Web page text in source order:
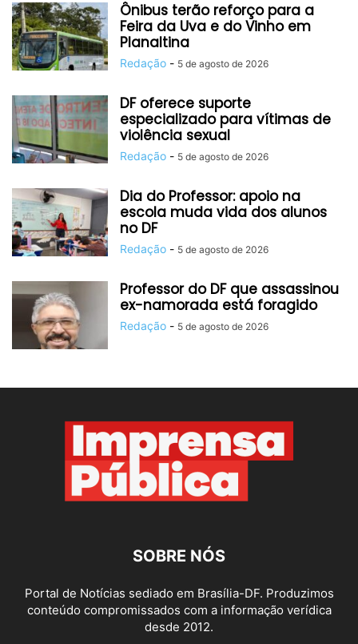
Ônibus terão reforço para a
Feira da Uva e do Vinho em
Planaltina
Redação - 5 de agosto de 2026
DF oferece suporte
especializado para vítimas de
violência sexual
Redação - 5 de agosto de 2026
Dia do Professor: apoio na
escola muda vida dos alunos
no DF
Redação - 5 de agosto de 2026
Professor do DF que assassinou
ex-namorada está foragido
Redação - 5 de agosto de 2026
SOBRE NÓS
Portal de Notícias sediado em Brasília-DF. Produzimos
conteúdo compromissados com a informação verídica
desde 2012.